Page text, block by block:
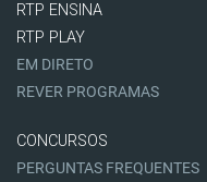
RTP ENSINA
RTP PLAY
EM DIRETO
REVER PROGRAMAS
CONCURSOS
PERGUNTAS FREQUENTES